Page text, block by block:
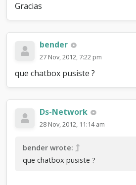
Gracias
bender
27 Nov, 2012, 7:22 pm
que chatbox pusiste ?
Ds-Network
28 Nov, 2012, 11:14 am
bender wrote:
que chatbox pusiste ?